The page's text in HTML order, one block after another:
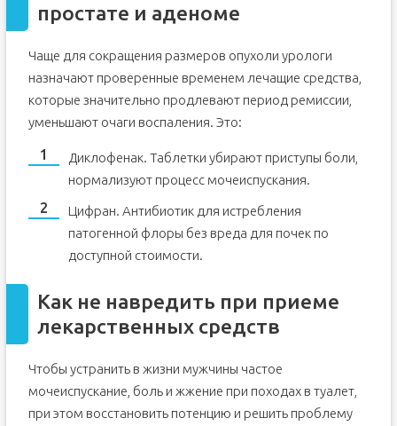
простате и аденоме
Чаще для сокращения размеров опухоли урологи
назначают проверенные временем лечащие средства,
которые значительно продлевают период ремиссии,
уменьшают очаги воспаления. Это:
Диклофенак. Таблетки убирают приступы боли,
нормализуют процесс мочеиспускания.
Цифран. Антибиотик для истребления
патогенной флоры без вреда для почек по
доступной стоимости.
Как не навредить при приеме
лекарственных средств
Чтобы устранить в жизни мужчины частое
мочеиспускание, боль и жжение при походах в туалет,
при этом восстановить потенцию и решить проблему